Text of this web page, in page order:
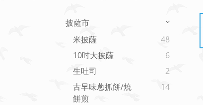
披薩市
米披薩
48
10吋大披薩
6
生吐司
2
古早味蔥抓餅/燒
餅煎
14